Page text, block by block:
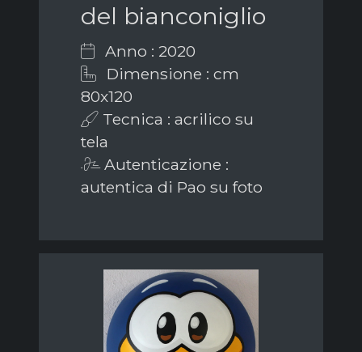
del bianconiglio
Anno : 2020
Dimensione : cm
80x120
Tecnica : acrilico su
tela
Autenticazione :
autentica di Pao su foto